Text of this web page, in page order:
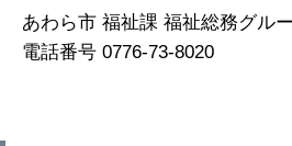
あわら市 福祉課 福祉総務グル
電話番号 0776-73-8020